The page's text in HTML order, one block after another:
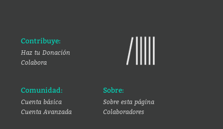
Contribuye:
Haz tu Donación
Colabora
Comunidad:
Cuenta básica
Cuenta Avanzada
Sobre:
Sobre esta página
Colaboradores